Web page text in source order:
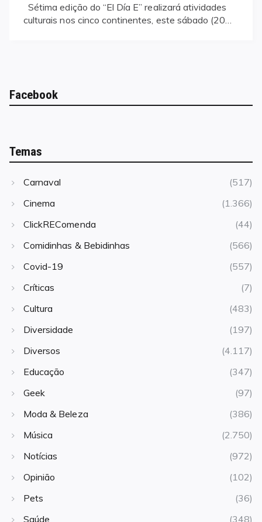
Sétima edição do “El Día E” realizará atividades
culturais nos cinco continentes, este sábado (20…
Facebook
Temas
Carnaval
(517)
Cinema
(1.366)
ClickREComenda
(44)
Comidinhas & Bebidinhas
(566)
Covid-19
(557)
Críticas
(7)
Cultura
(483)
Diversidade
(197)
Diversos
(4.117)
Educação
(347)
Geek
(97)
Moda & Beleza
(386)
Música
(2.750)
Notícias
(972)
Opinião
(102)
Pets
(36)
Saúde
(348)